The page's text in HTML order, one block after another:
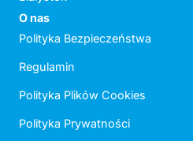
O nas
Polityka Bezpieczeństwa
Regulamin
Polityka Plików Cookies
Polityka Prywatności